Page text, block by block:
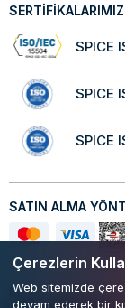
Çerezlerin
Web sitemizde
devam ederek bir
SERTİFİKALARIMIZ
SPICE
SPICE
SPICE
SATIN ALMA
Mobil